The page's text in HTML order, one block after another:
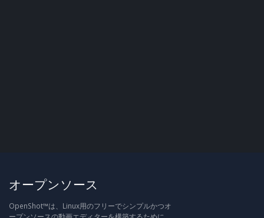
オープンソース
OpenShot™は、Linux用のフリーでシンプルかつオ